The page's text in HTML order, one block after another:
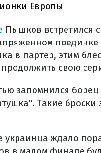
Европы
Пышков встретился
поединке
в партер, этим
свою
запомнился
Такие
ждало